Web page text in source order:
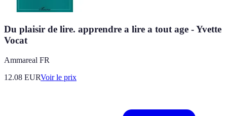
Du plaisir de lire. apprendre a lire a tout age - Yvette
Vocat
Ammareal FR
12.08 EURVoir le prix